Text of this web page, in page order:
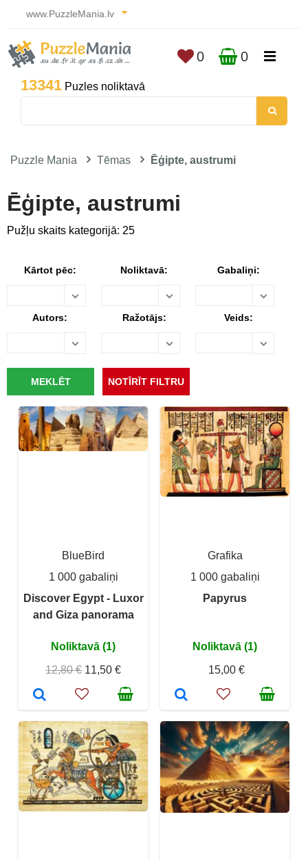
www.PuzzleMania.lv
13341 Puzles noliktavā
0 0
Puzzle Mania Tēmas Ēģipte, austrumi
Ēģipte, austrumi
Pužļu skaits kategorijā: 25
Kārtot pēc: Noliktavā: Gabaliņi:
Autors: Ražotājs: Veids:
BlueBird
1 000 gabaliņi
Discover Egypt - Luxor
and Giza panorama
Noliktavā (1)
12,80 € 11,50 €
Grafika
1 000 gabaliņi
Papyrus
Noliktavā (1)
15,00 €